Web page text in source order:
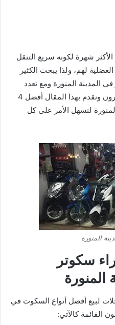
شهرة لكونه سريع التنقل
لهم، ولذا يبحث الكثير
المدينة المنورة ومع تعدد
الموديلات وتعدد هذه المحال يحتارون ونقدم بهذا المقال أفضل 4
لنسهل الأمر على كل
المنورة
شراء سكوتر
المنورة
لبيع أفضل أنواع السكوت في
القائمة كالآتي: